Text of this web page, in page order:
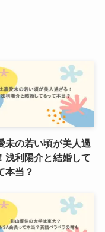
未の若い頃が美人過
浅利陽介と結婚して
本当？